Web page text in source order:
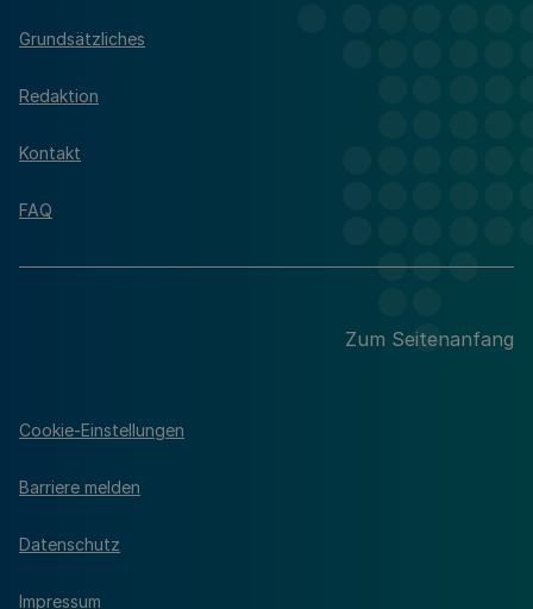
Grundsätzliches
Redaktion
Kontakt
FAQ
Zum Seitenanfang
Cookie-Einstellungen
Barriere melden
Datenschutz
Impressum